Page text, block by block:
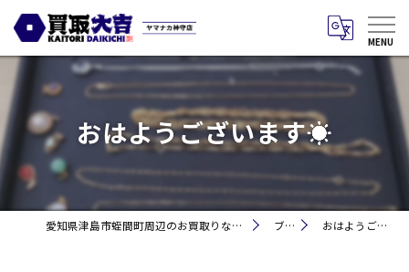
おはようございます☀
愛知県津島市蛭間町周辺のお買取りなら買取大吉 ヤマナカ神守店 ブログ おはようございます☀